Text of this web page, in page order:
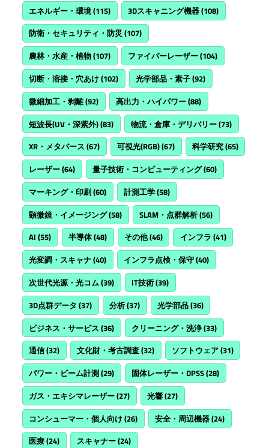
エネルギー・環境(115) 3Dスキャニング機器(108)
防衛・セキュリティ・防災(107)
農林・水産・植物(107) ファイバーレーザー(104)
切断・溶接・穴あけ(102) 光学部品・素子(92)
微細加工・剥離(92) 高出力・ハイパワー(88)
短波長(UV・深紫外)(83) 物流・倉庫・デリバリー(73)
XR・メタバース (67) 可視光(RGB)(67) 科学研究(65)
レーザー(64) 量子技術・コンピューティング(60)
マーキング・印刷(60) 計測工学(58)
顕微鏡・イメージング(58) SLAM・点群解析(56)
AI (55) 半導体(48) その他(46) インフラ (41)
光変調・スキャナ(40) インフラ点検・保守(40)
次世代光源・光コム(39) IT技術(39)
3D点群データ (37) 分析(37) 光学部品(36)
ビジネス・サービス (36) クリーニング・洗浄(33)
通信(32) 文化財・考古調査(32) ソフトウェア(31)
パワー・ビーム計測(29) 固体レーザー・DPSS(28)
ガス・エキシマレーザー(27) 光響(27)
コンシューマー・個人向け(26) 安全・周辺機器(24)
医療(24) スキャナー(24)